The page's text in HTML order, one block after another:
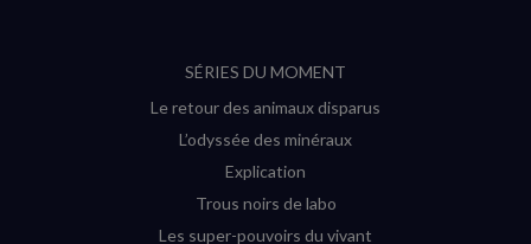
SÉRIES DU MOMENT
Le retour des animaux disparus
L’odyssée des minéraux
Explication
Trous noirs de labo
Les super-pouvoirs du vivant